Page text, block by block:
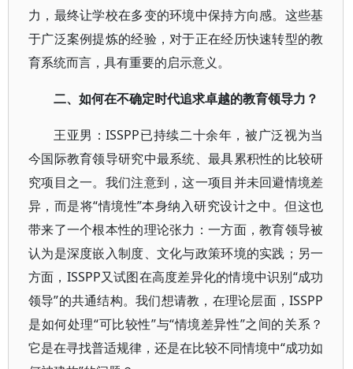
力，最终让学校在多变的环境中保持方向感。这些基
于广泛案例提炼的经验，对于正在经历快速转型的教
育系统而言，具有重要的启示意义。
二、如何在不确定时代追求卓越的教育领导力？
王亚男：ISSPP已持续二十余年，被广泛视为当
今国际教育领导研究中最系统、最具累积性的比较研
究项目之一。我们注意到，这一项目并未回避情境差
异，而是将“情境性”本身纳入研究设计之中。但这也
带来了一个根本性的理论张力：一方面，教育领导被
认为是深度嵌入制度、文化与政策环境的实践；另一
方面，ISSPP又试图在高度差异化的情境中识别“成功
领导”的共通结构。我们想请教，在理论层面，ISSPP
是如何处理“可比较性”与“情境差异性”之间的关系？
它是在寻找普适规律，还是在比较不同情境中“成功如